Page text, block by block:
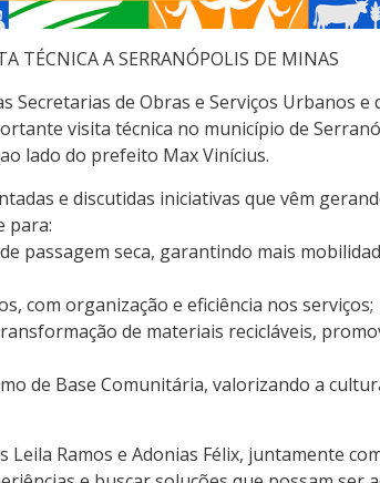
TÉCNICA A SERRANÓPOLIS DE MINAS
Secretarias de Obras e Serviços Urbanos e
visita técnica no município de
lado do prefeito Max Vinícius.
e discutidas iniciativas que vêm
para:
passagem seca, garantindo mais
com organização e eficiência nos serviços;
de materiais recicláveis,
de Base Comunitária, valorizando a
Ramos e Adonias Félix, juntamente